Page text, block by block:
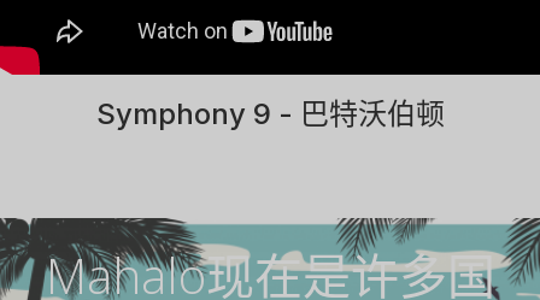
Symphony 9 - 巴特沃伯顿
Mahalo现在是许多国